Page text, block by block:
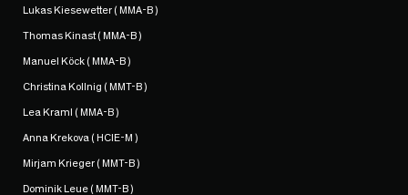
Lukas Kiesewetter ( MMA-B )
Thomas Kinast ( MMA-B )
Manuel Köck ( MMA-B )
Christina Kollnig ( MMT-B )
Lea Kraml ( MMA-B )
Anna Krekova ( HCIE-M )
Mirjam Krieger ( MMT-B )
Dominik Leue ( MMT-B )